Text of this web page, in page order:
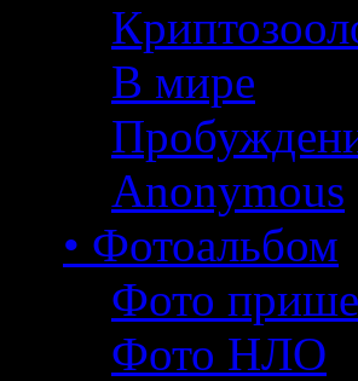
В мире
Anonymous
• Фотоальбом
Фото
Фото НЛО